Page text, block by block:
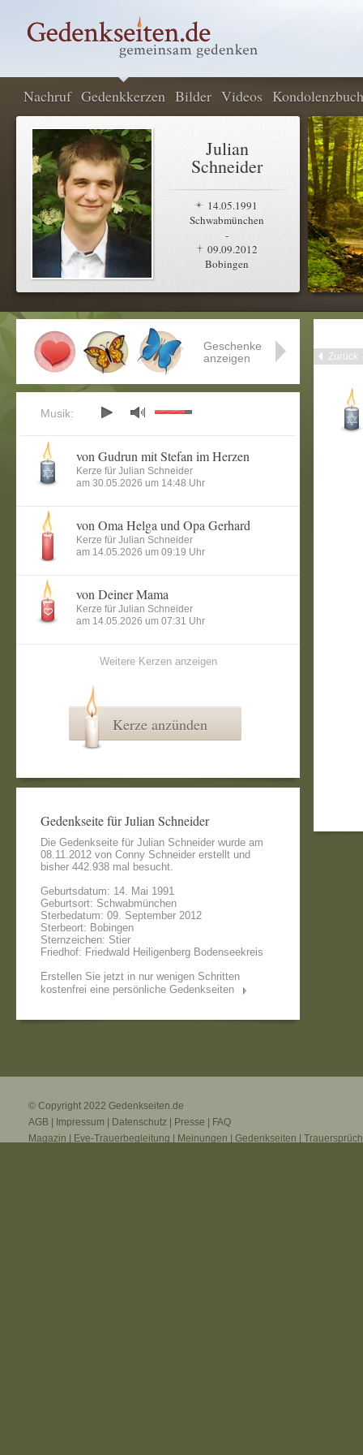
Nachruf Gedenkkerzen Bilder Videos Kondolenzbuch
Julian
Schneider
14.05.1991
Schwabmünchen
-
09.09.2012
Bobingen
Zurück
Geschenke
anzeigen
Musik:
von Gudrun mit Stefan im Herzen
Kerze für Julian Schneider
am 30.05.2026 um 14:48 Uhr
von Oma Helga und Opa Gerhard
Kerze für Julian Schneider
am 14.05.2026 um 09:19 Uhr
von Deiner Mama
Kerze für Julian Schneider
am 14.05.2026 um 07:31 Uhr
Weitere Kerzen anzeigen
Kerze anzünden
Gedenkseite für Julian Schneider
Die Gedenkseite für Julian Schneider wurde am
08.11.2012 von Conny Schneider erstellt und
bisher 442.938 mal besucht.
Geburtsdatum: 14. Mai 1991
Geburtsort: Schwabmünchen
Sterbedatum: 09. September 2012
Sterbeort: Bobingen
Sternzeichen: Stier
Friedhof: Friedwald Heiligenberg Bodenseekreis
Erstellen Sie jetzt in nur wenigen Schritten
kostenfrei eine persönliche Gedenkseiten
© Copyright 2022 Gedenkseiten.de
AGB
Impressum Datenschutz Presse
FAQ
Magazin
Eve-Trauerbegleitung Meinungen Gedenkseiten